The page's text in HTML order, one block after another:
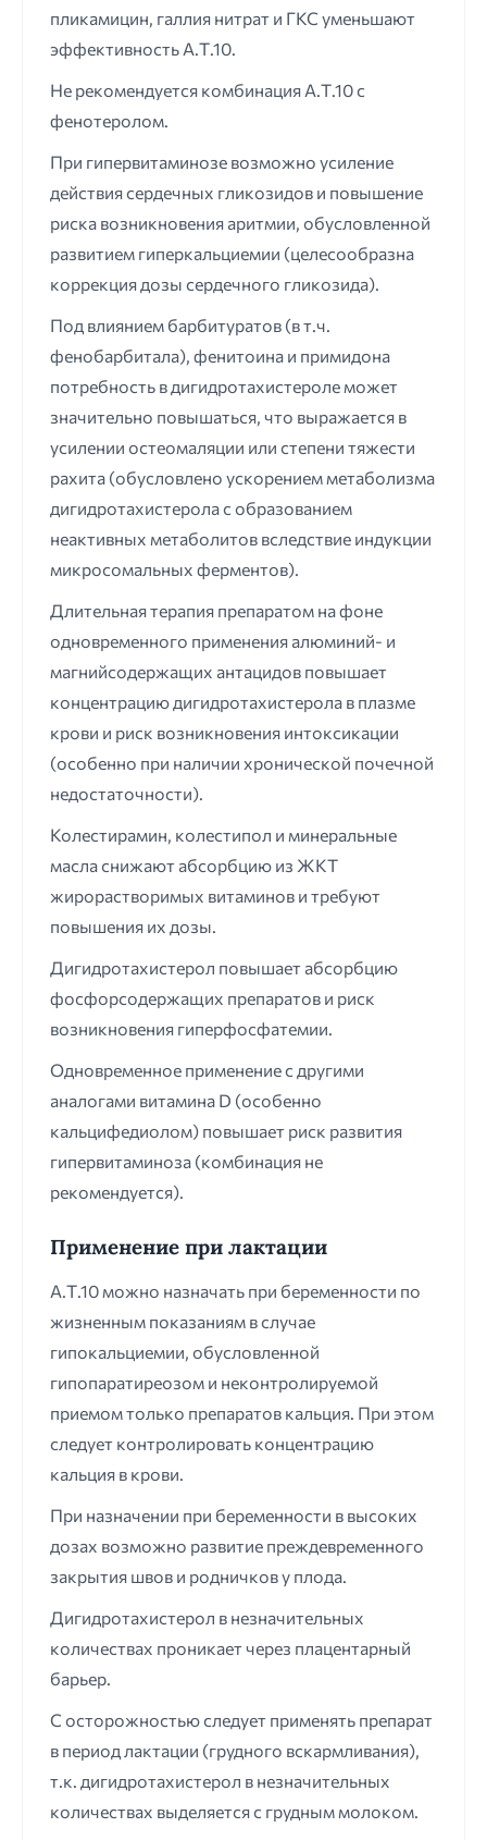
пликамицин, галлия нитрат и ГКС уменьшают
эффективность А.Т.10.
Не рекомендуется комбинация А.Т.10 с
фенотеролом.
При гипервитаминозе возможно усиление
действия сердечных гликозидов и повышение
риска возникновения аритмии, обусловленной
развитием гиперкальциемии (целесообразна
коррекция дозы сердечного гликозида).
Под влиянием барбитуратов (в т.ч.
фенобарбитала), фенитоина и примидона
потребность в дигидротахистероле может
значительно повышаться, что выражается в
усилении остеомаляции или степени тяжести
рахита (обусловлено ускорением метаболизма
дигидротахистерола с образованием
неактивных метаболитов вследствие индукции
микросомальных ферментов).
Длительная терапия препаратом на фоне
одновременного применения алюминий- и
магнийсодержащих антацидов повышает
концентрацию дигидротахистерола в плазме
крови и риск возникновения интоксикации
(особенно при наличии хронической почечной
недостаточности).
Колестирамин, колестипол и минеральные
масла снижают абсорбцию из ЖКТ
жирорастворимых витаминов и требуют
повышения их дозы.
Дигидротахистерол повышает абсорбцию
фосфорсодержащих препаратов и риск
возникновения гиперфосфатемии.
Одновременное применение с другими
аналогами витамина D (особенно
кальцифедиолом) повышает риск развития
гипервитаминоза (комбинация не
рекомендуется).
Применение при лактации
А.Т.10 можно назначать при беременности по
жизненным показаниям в случае
гипокальциемии, обусловленной
гипопаратиреозом и неконтролируемой
приемом только препаратов кальция. При этом
следует контролировать концентрацию
кальция в крови.
При назначении при беременности в высоких
дозах возможно развитие преждевременного
закрытия швов и родничков у плода.
Дигидротахистерол в незначительных
количествах проникает через плацентарный
барьер.
С осторожностью следует применять препарат
в период лактации (грудного вскармливания),
т.к. дигидротахистерол в незначительных
количествах выделяется с грудным молоком.